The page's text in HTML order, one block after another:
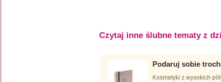
Czytaj inne ślubne tematy z
Podaruj sobie
Kosmetyki z wysokich